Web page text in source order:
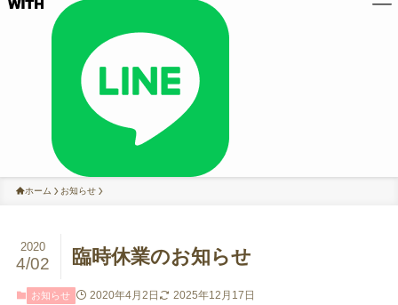
ホーム お知らせ
臨時休業のお知らせ
2020
4/02
お知らせ 2020年4月2日 2025年12月17日